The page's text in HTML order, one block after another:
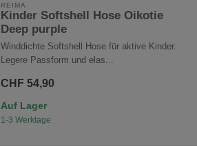
REIMA
Kinder Softshell Hose Oikotie
Deep purple
Winddichte Softshell Hose für aktive Kinder.
Legere Passform und elas...
CHF 54,90
Auf Lager
1-3 Werktage